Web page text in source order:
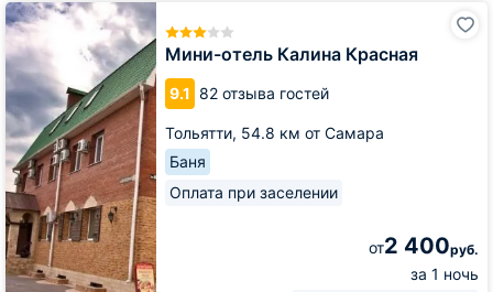
Мини-отель Калина Красная
9.1 82 отзыва гостей
Тольятти, 54.8 км от Самара
Баня
Оплата при заселении
от2 400руб.
за 1 ночь
Мини-
отель
Калина
Красная